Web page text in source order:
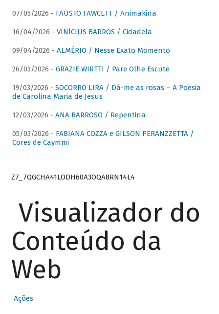
07/05/2026 - FAUSTO FAWCETT / Animakina
16/04/2026 - VINÍCIUS BARROS / Cidadela
09/04/2026 - ALMÉRIO / Nesse Exato Momento
26/03/2026 - GRAZIE WIRTTI / Pare Olhe Escute
19/03/2026 - SOCORRO LIRA / Dá-me as rosas – A Poesia
de Carolina Maria de Jesus
12/03/2026 - ANA BARROSO / Repentina
05/03/2026 - FABIANA COZZA e GILSON PERANZZETTA /
Cores de Caymmi
Z7_7QGCHA41LODH60A3OQA8RN14L4
Visualizador do
Conteúdo da
Web
Ações